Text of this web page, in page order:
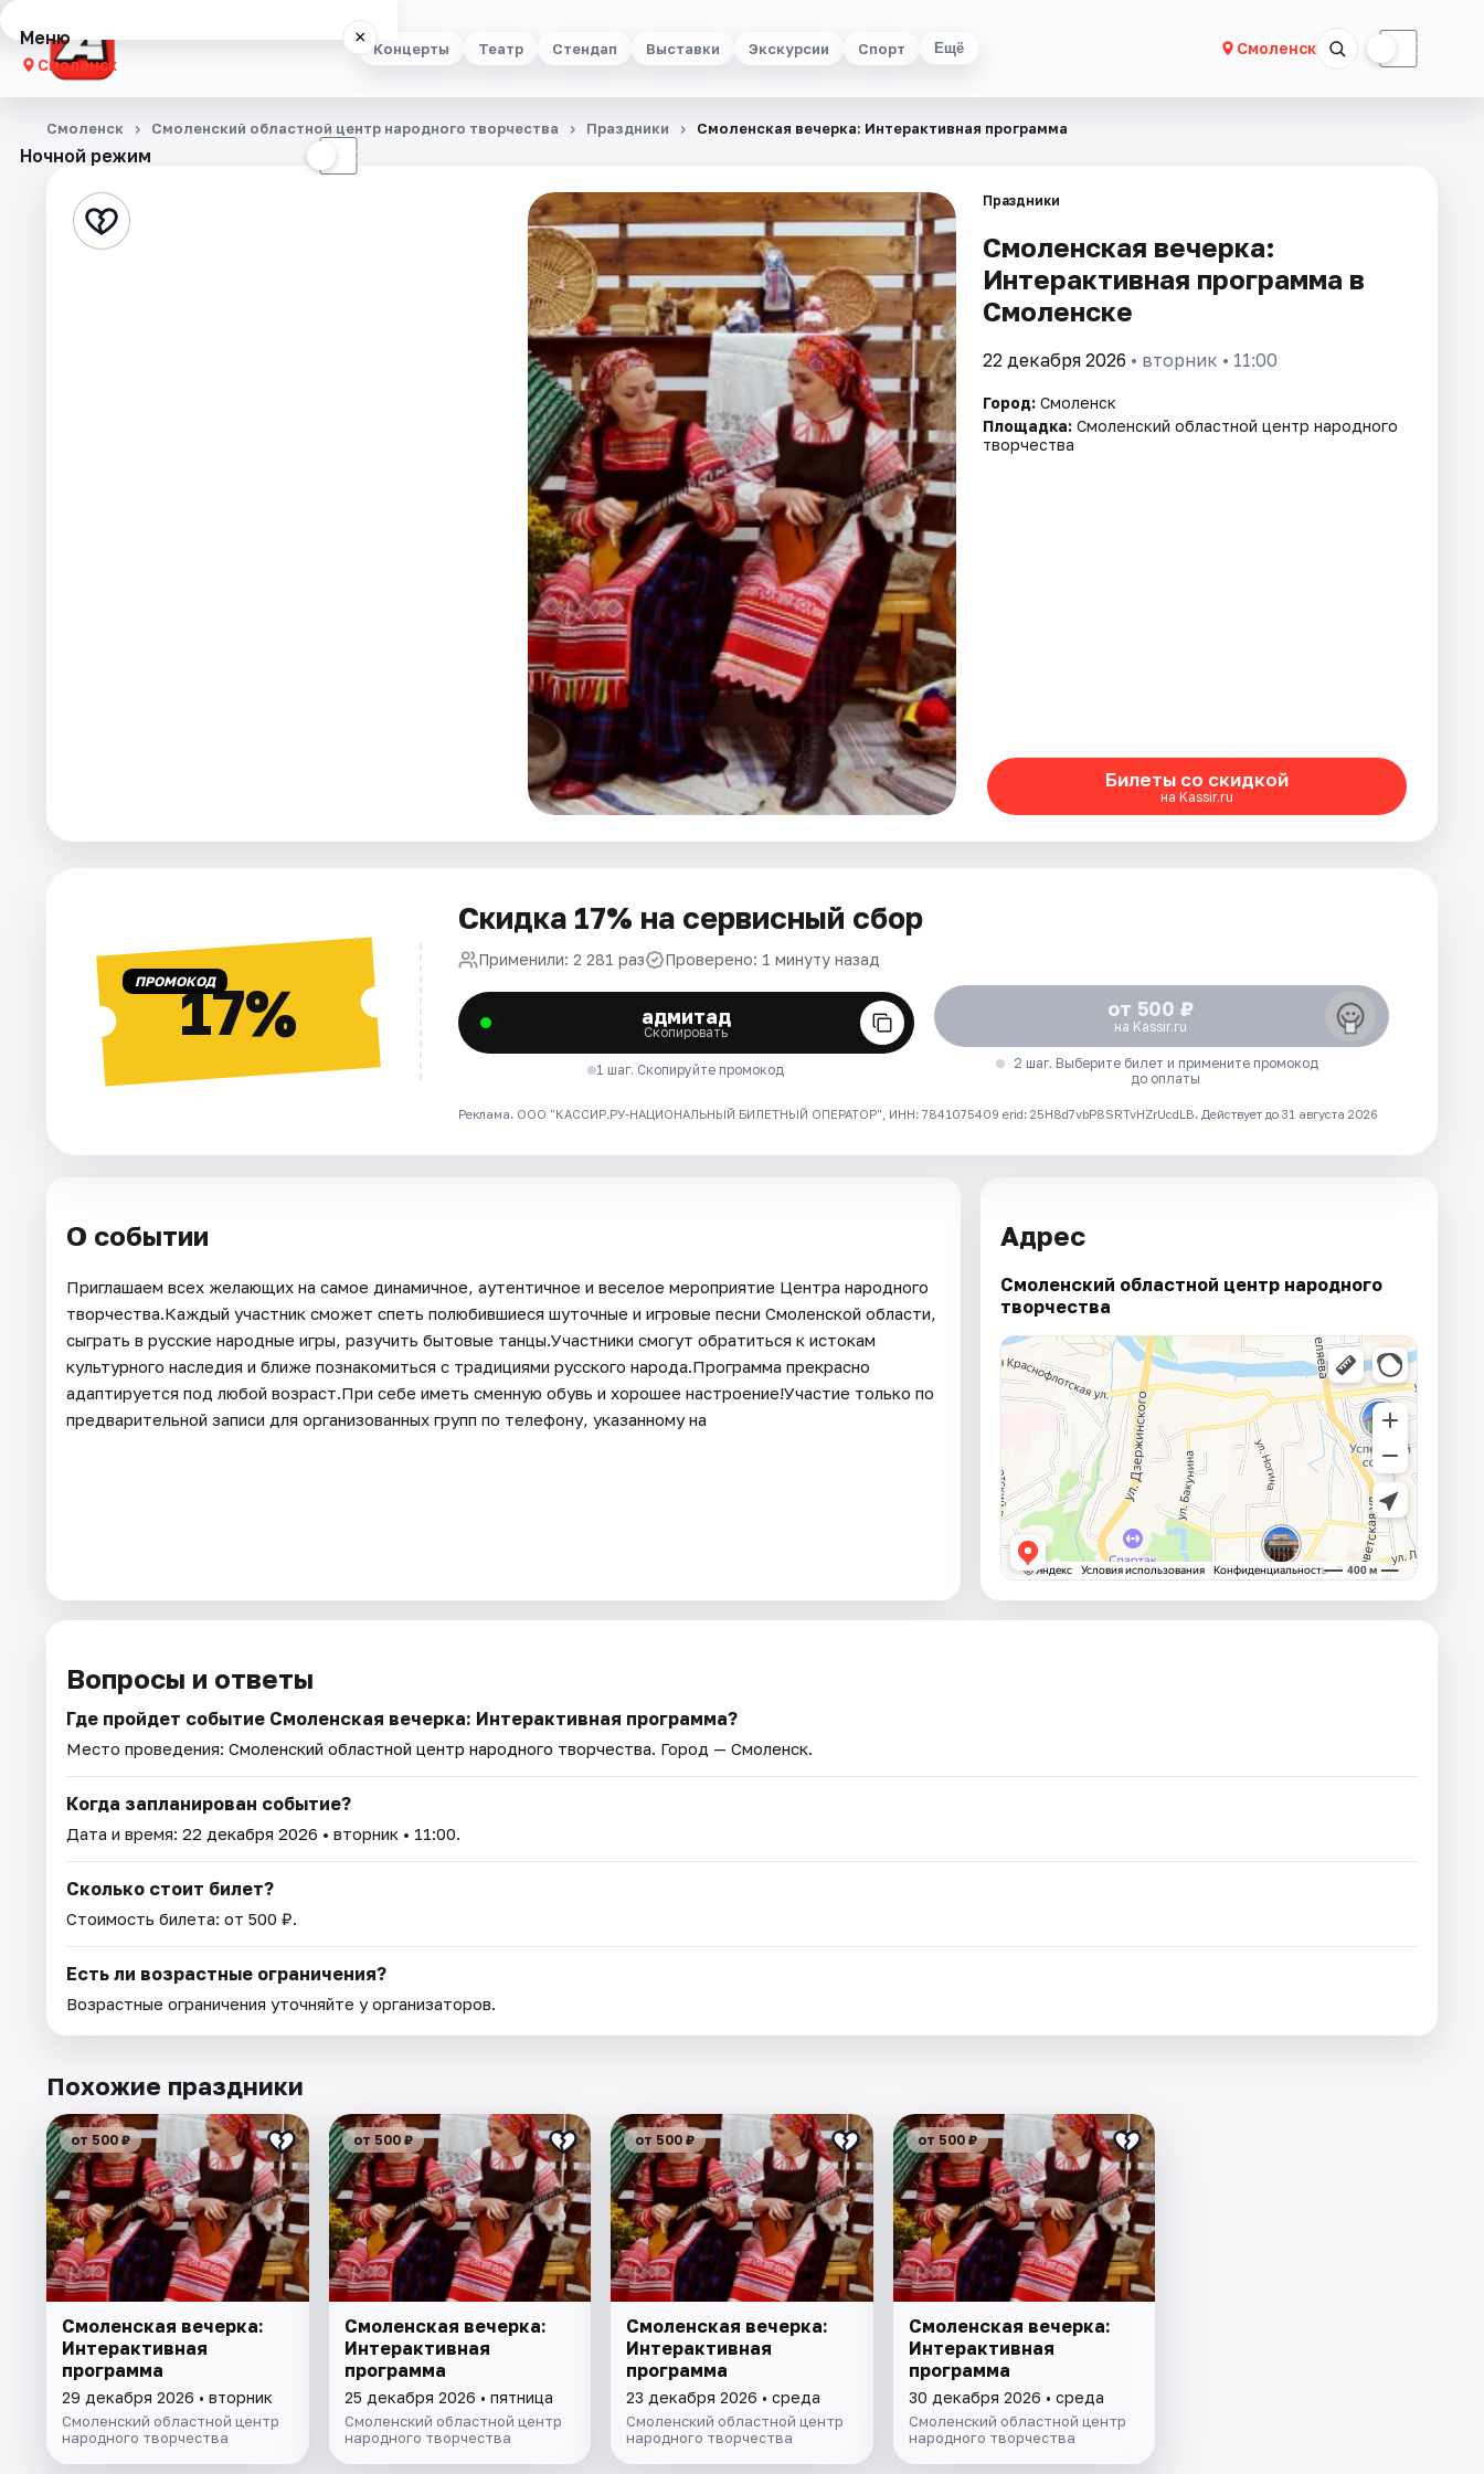
Концерты Театр Стендап Выставки Экскурсии Спорт Ещё Смоленск ☾
Меню ×
Смоленск
Концерты
Стендап
Ночной режим ☾
Смоленск Смоленский областной центр народного творчества Праздники Смоленская вечерка: Интерактивная программа
Праздники
Смоленская вечерка:
Интерактивная программа в
Смоленске
22 декабря 2026 • вторник • 11:00
Город: Смоленск
Площадка: Смоленский областной центр народного
творчества
Билеты со скидкой
на Kassir.ru
ПРОМОКОД17%
Скидка 17% на сервисный сбор
Применили: 2 281 раз Проверено: 1 минуту назад
адмитад
Скопировать
1 шаг. Скопируйте промокод
от 500 ₽
на Kassir.ru
2 шаг. Выберите билет и примените промокод
до оплаты
Реклама. ООО "КАССИР.РУ-НАЦИОНАЛЬНЫЙ БИЛЕТНЫЙ ОПЕРАТОР", ИНН: 7841075409 erid: 25H8d7vbP8SRTvHZrUcdLB. Действует до 31 августа 2026
О событии
Приглашаем всех желающих на самое динамичное, аутентичное и веселое мероприятие Центра народного
творчества.Каждый участник сможет спеть полюбившиеся шуточные и игровые песни Смоленской области,
сыграть в русские народные игры, разучить бытовые танцы.Участники смогут обратиться к истокам
культурного наследия и ближе познакомиться с традициями русского народа.Программа прекрасно
адаптируется под любой возраст.При себе иметь сменную обувь и хорошее настроение!Участие только по
предварительной записи для организованных групп по телефону, указанному на
Адрес
Смоленский областной центр народного
творчества
Вопросы и ответы
Где пройдет событие Смоленская вечерка: Интерактивная программа?
Место проведения: Смоленский областной центр народного творчества. Город — Смоленск.
Когда запланирован событие?
Дата и время: 22 декабря 2026 • вторник • 11:00.
Сколько стоит билет?
Стоимость билета: от 500 ₽.
Есть ли возрастные ограничения?
Возрастные ограничения уточняйте у организаторов.
Похожие праздники
от 500 ₽
Смоленская вечерка:
Интерактивная
программа
29 декабря 2026 • вторник
Смоленский областной центр
народного творчества
от 500 ₽
Смоленская вечерка:
Интерактивная
программа
25 декабря 2026 • пятница
Смоленский областной центр
народного творчества
от 500 ₽
Смоленская вечерка:
Интерактивная
программа
23 декабря 2026 • среда
Смоленский областной центр
народного творчества
от 500 ₽
Смоленская вечерка:
Интерактивная
программа
30 декабря 2026 • среда
Смоленский областной центр
народного творчества